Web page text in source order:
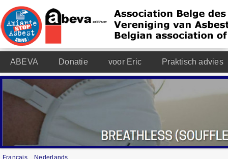
ABEVA Donatie voor Eric Praktisch advies
Français Nederlands